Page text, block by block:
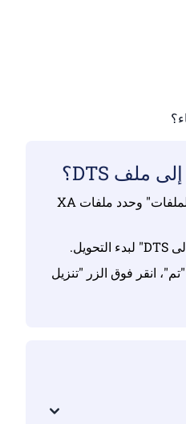
1. انقر فوق الزر "اختيار الملفات" وحدد ملفات XA
"تم"، انقر فوق الزر "تنزيل